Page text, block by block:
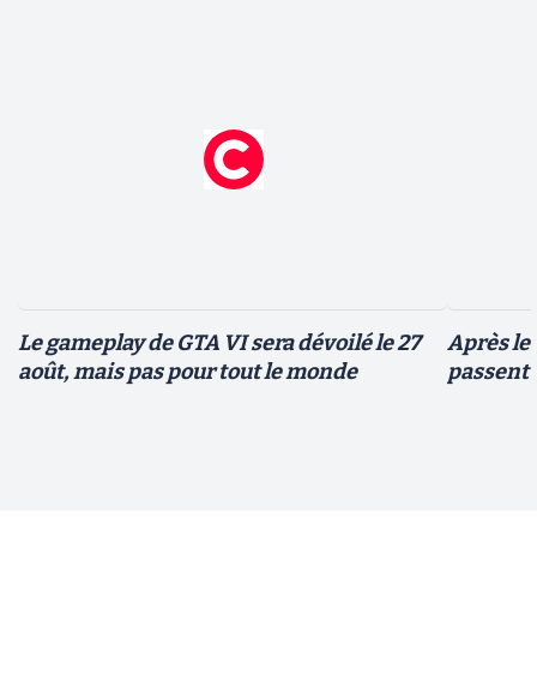
Le gameplay de GTA VI sera dévoilé le 27
août, mais pas pour tout le monde
Après le
passent